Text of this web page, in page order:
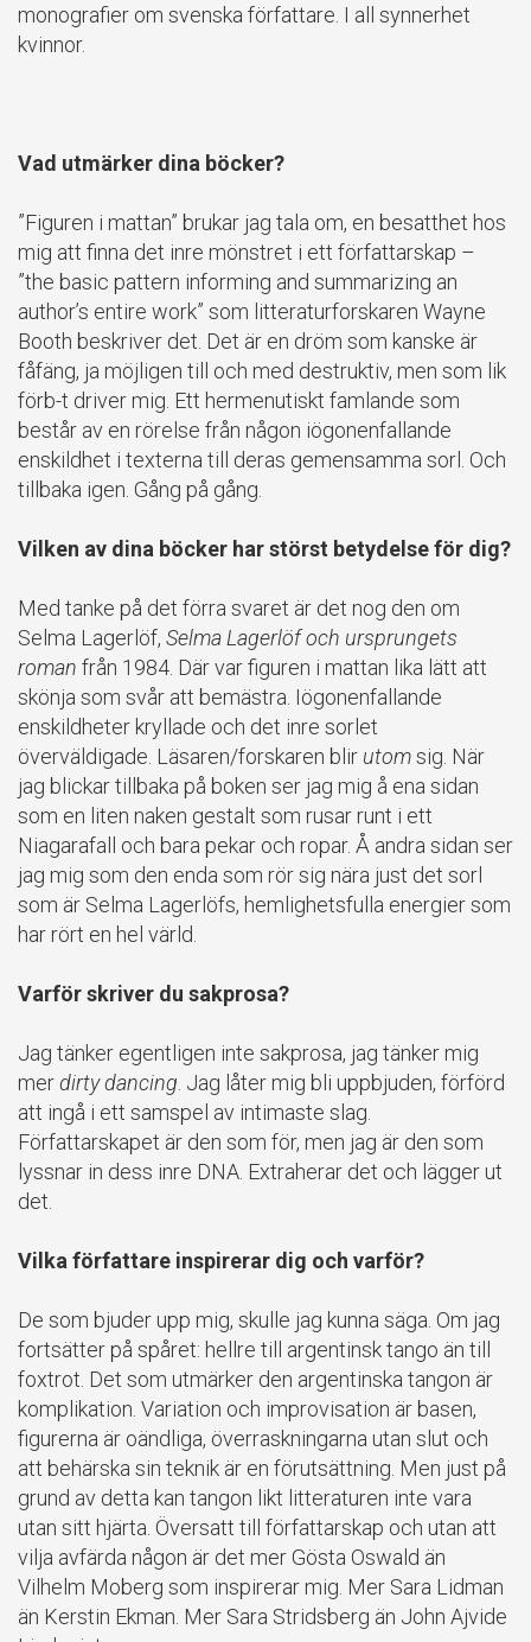
monografier om svenska författare. I all synnerhet
kvinnor.
Vad utmärker dina böcker?
”Figuren i mattan” brukar jag tala om, en besatthet hos
mig att finna det inre mönstret i ett författarskap –
”the basic pattern informing and summarizing an
author’s entire work” som litteraturforskaren Wayne
Booth beskriver det. Det är en dröm som kanske är
fåfäng, ja möjligen till och med destruktiv, men som lik
förb-t driver mig. Ett hermenutiskt famlande som
består av en rörelse från någon iögonenfallande
enskildhet i texterna till deras gemensamma sorl. Och
tillbaka igen. Gång på gång.
Vilken av dina böcker har störst betydelse för dig?
Med tanke på det förra svaret är det nog den om
Selma Lagerlöf, Selma Lagerlöf och ursprungets
roman från 1984. Där var figuren i mattan lika lätt att
skönja som svår att bemästra. Iögonenfallande
enskildheter kryllade och det inre sorlet
överväldigade. Läsaren/forskaren blir utomsig. När
jag blickar tillbaka på boken ser jag mig å ena sidan
som en liten naken gestalt som rusar runt i ett
Niagarafall och bara pekar och ropar. Å andra sidan ser
jag mig som den enda som rör sig nära just det sorl
som är Selma Lagerlöfs, hemlighetsfulla energier som
har rört en hel värld.
Varför skriver du sakprosa?
Jag tänker egentligen inte sakprosa, jag tänker mig
merdirty dancing . Jag låter mig bli uppbjuden, förförd
att ingå i ett samspel av intimaste slag.
Författarskapet är den som för, men jag är den som
lyssnar in dess inre DNA. Extraherar det och lägger ut
det.
Vilka författare inspirerar dig och varför?
De som bjuder upp mig, skulle jag kunna säga. Om jag
fortsätter på spåret: hellre till argentinsk tango än till
foxtrot. Det som utmärker den argentinska tangon är
komplikation. Variation och improvisation är basen,
figurerna är oändliga, överraskningarna utan slut och
att behärska sin teknik är en förutsättning. Men just på
grund av detta kan tangon likt litteraturen inte vara
utan sitt hjärta. Översatt till författarskap och utan att
vilja avfärda någon är det mer Gösta Oswald än
Vilhelm Moberg som inspirerar mig. Mer Sara Lidman
än Kerstin Ekman. Mer Sara Stridsberg än John Ajvide